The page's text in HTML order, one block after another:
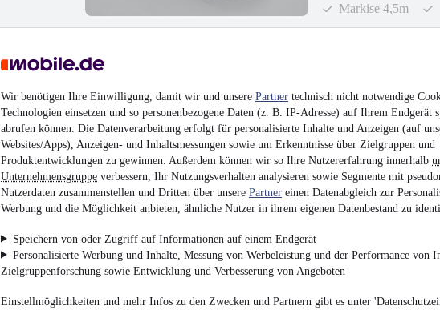
Wir benötigen Ihre Einwilligung, damit wir und unsere Partner technisch nicht notwendige
Technologien einsetzen und so personenbezogene Daten (z. B. IP-Adresse) auf Ihrem Endgerät
abrufen können. Die Datenverarbeitung erfolgt für personalisierte Inhalte und Anzeigen (auf
Websites/Apps), Anzeigen- und Inhaltsmessungen sowie um Erkenntnisse über Zielgruppen und
Produktentwicklungen zu gewinnen. Außerdem können wir so Ihre Nutzererfahrung innerhalb
Unternehmensgruppe verbessern, Ihr Nutzungsverhalten analysieren sowie Segmente mit
Nutzerdaten zusammenstellen und Dritten über unsere Partner einen Datenabgleich zur
Werbung und die Möglichkeit anbieten, ähnliche Nutzer in ihrem eigenen Datenbestand zu
Speichern von oder Zugriff auf Informationen auf einem Endgerät
Personalisierte Werbung und Inhalte, Messung von Werbeleistung und der Performance von
Zielgruppenforschung sowie Entwicklung und Verbesserung von Angeboten
Einstellmöglichkeiten und mehr Infos zu den Zwecken und Partnern gibt es unter
Markise 4,5m
VARIO mobil
379.000 €
Finanzierung ab 3.025 € mtl.
Integrierter •8.250 mm
170 kW (231 PS)•